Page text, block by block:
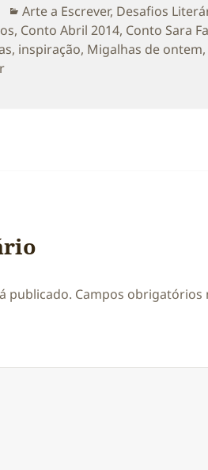
Categorias
Arte a Escrever, Desafios
, Conto Abril 2014, Conto Sara
, inspiração, Migalhas de ontem,
publicado. Campos obrigatórios